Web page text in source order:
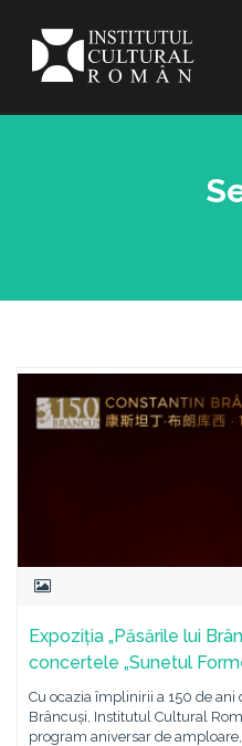
Expoziția „Păsările lui
concertele „Sunetul
Cu ocazia împlinirii a 150 de ani
Brâncuși, Institutul Cultural
program aniversar de